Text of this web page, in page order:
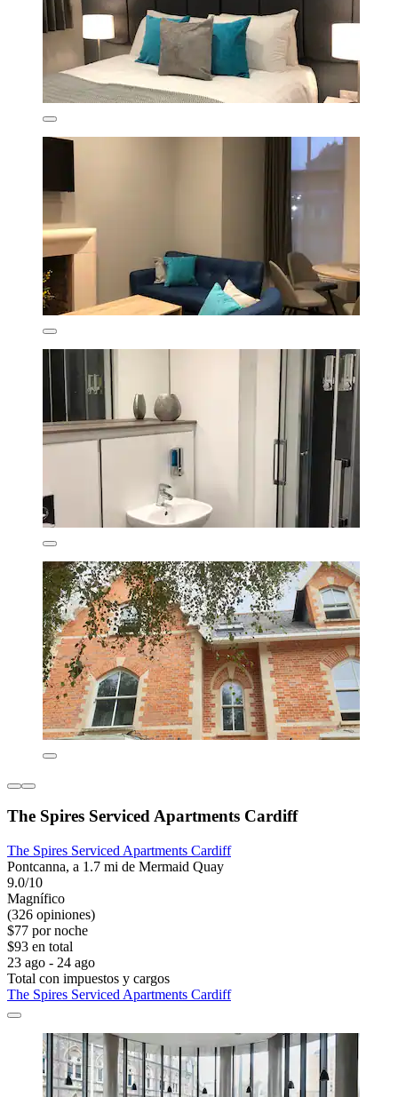
The Spires Serviced Apartments Cardiff
The Spires Serviced Apartments Cardiff
Pontcanna, a 1.7 mi de Mermaid Quay
9.0/10
Magnífico
(326 opiniones)
$77 por noche
$93 en total
23 ago - 24 ago
Total con impuestos y cargos
The Spires Serviced Apartments Cardiff